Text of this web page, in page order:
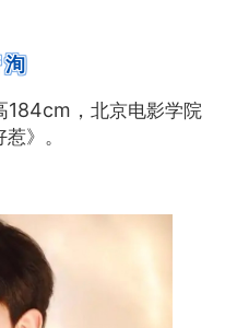
184cm，北京电影学院
》。